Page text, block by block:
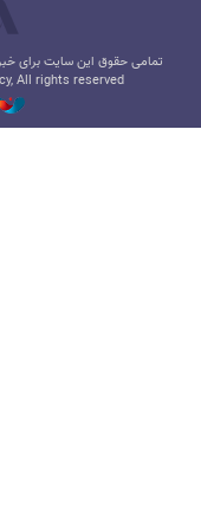
تمامی حقوق این سایت برای
All rights reserved